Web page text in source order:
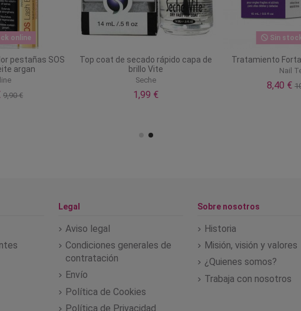
online
pestañas SOS
argan
9,90 €
Top coat de secado rápido capa de
brillo Vite
Seche
1,99 €
Sin
Tratamiento
Nail
8,40 €
Legal
Aviso legal
Condiciones generales de
contratación
Envío
Política de Cookies
Política de Privacidad
Sobre nosotros
Historia
Misión, visión y valores
¿Quienes somos?
Trabaja con nosotros